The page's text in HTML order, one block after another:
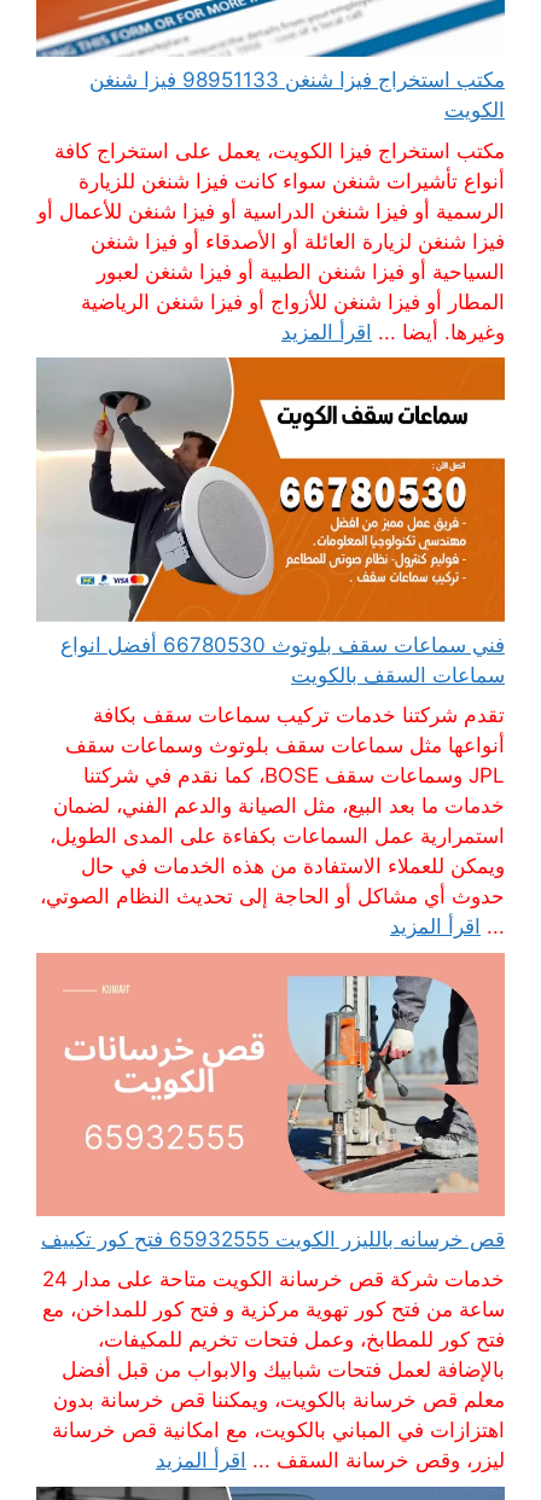
مكتب استخراج فيزا شنغن 98951133 فيزا شنغن
الكويت
مكتب استخراج فيزا الكويت، يعمل على استخراج كافة
أنواع تأشيرات شنغن سواء كانت فيزا شنغن للزيارة
الرسمية أو فيزا شنغن الدراسية أو فيزا شنغن للأعمال أو
فيزا شنغن لزيارة العائلة أو الأصدقاء أو فيزا شنغن
السياحية أو فيزا شنغن الطبية أو فيزا شنغن لعبور
المطار أو فيزا شنغن للأزواج أو فيزا شنغن الرياضية
وغيرها. أيضا ... اقرأ المزيد
فني سماعات سقف بلوتوث 66780530 أفضل انواع
سماعات السقف بالكويت
تقدم شركتنا خدمات تركيب سماعات سقف بكافة
أنواعها مثل سماعات سقف بلوتوث وسماعات سقف
JPL وسماعات سقف BOSE، كما نقدم في شركتنا
خدمات ما بعد البيع، مثل الصيانة والدعم الفني، لضمان
استمرارية عمل السماعات بكفاءة على المدى الطويل،
ويمكن للعملاء الاستفادة من هذه الخدمات في حال
حدوث أي مشاكل أو الحاجة إلى تحديث النظام الصوتي،
... اقرأ المزيد
قص خرسانه بالليزر الكويت 65932555 فتح كور تكييف
خدمات شركة قص خرسانة الكويت متاحة على مدار 24
ساعة من فتح كور تهوية مركزية و فتح كور للمداخن، مع
فتح كور للمطابخ، وعمل فتحات تخريم للمكيفات،
بالإضافة لعمل فتحات شبابيك والابواب من قبل أفضل
معلم قص خرسانة بالكويت، ويمكننا قص خرسانة بدون
اهتزازات في المباني بالكويت، مع امكانية قص خرسانة
ليزر، وقص خرسانة السقف ... اقرأ المزيد